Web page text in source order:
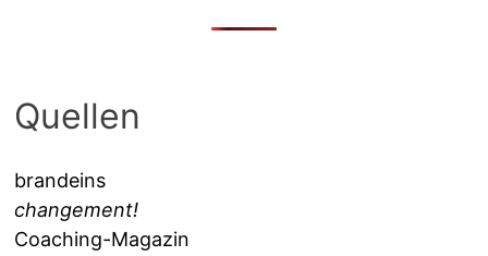
Quellen
brandeins
changement!
Coaching-Magazin